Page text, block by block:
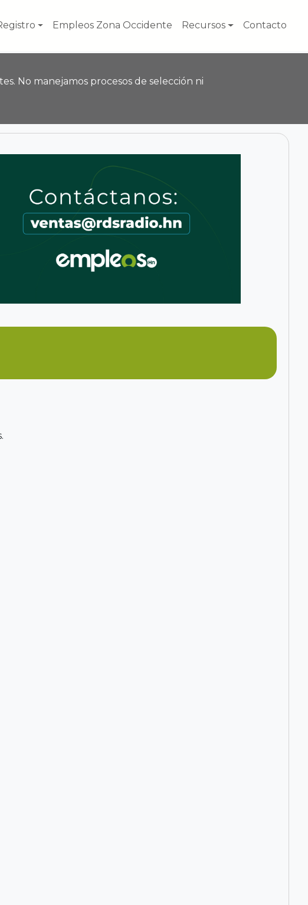
Empleos Zona Occidente Recursos Contacto
No manejamos procesos de selección ni